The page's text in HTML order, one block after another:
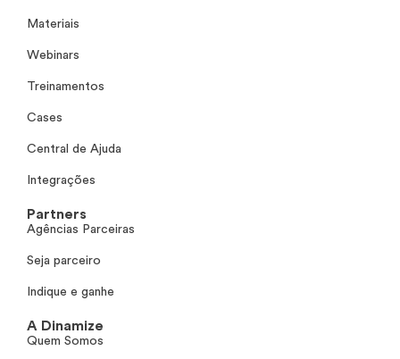
Materiais
Webinars
Treinamentos
Cases
Central de Ajuda
Integrações
Partners
Agências Parceiras
Seja parceiro
Indique e ganhe
A Dinamize
Quem Somos